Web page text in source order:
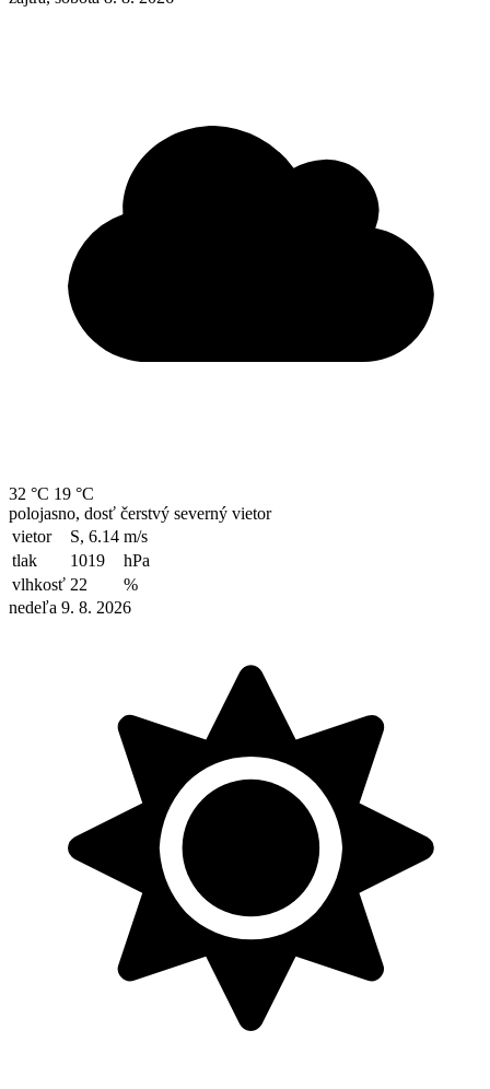
32 °C 19 °C
polojasno, dosť čerstvý severný vietor
vietor
S, 6.14 m/s
tlak
1019
hPa
vlhkosť 22
%
nedeľa 9. 8. 2026